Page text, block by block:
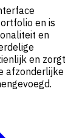
en is
en
en zorgt
afzonderlijke